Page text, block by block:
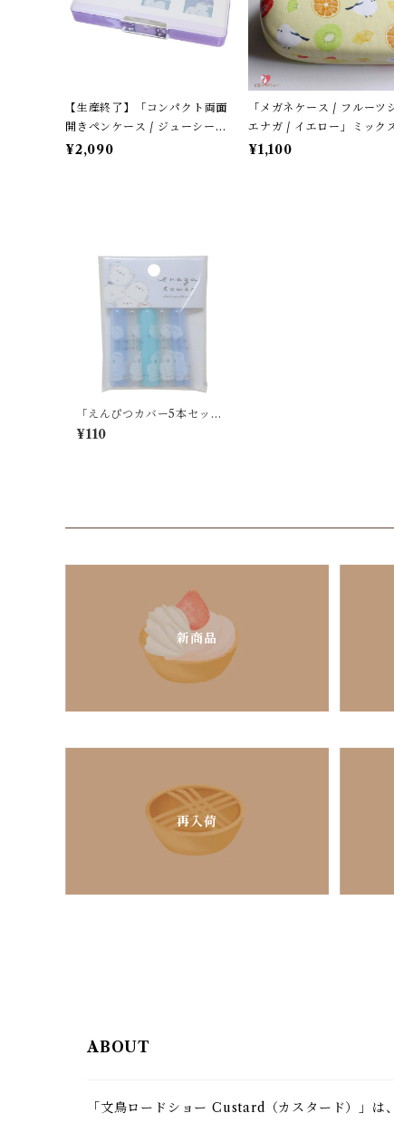
【生産終了】「コンパクト両面
開きペンケース / ジューシーな
シマエナガ」窓から覗くシマエ
¥2,090
「メガネケース / フルーツ
エナガ / イエロー」ミック
ルーツ柄 / フレンズヒル＊
¥1,100
「えんぴつカバー5本セット
/ エナガタワー」積み重なる
シマエナガ / クリア＆ブルー
¥110
新商品
再入荷
ABOUT
「文鳥ロードショー Custard（カスタード）」は、